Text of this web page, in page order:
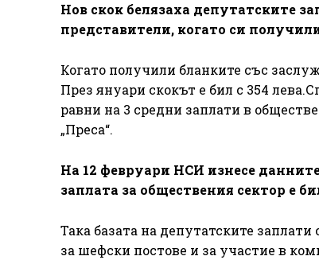
Нов скок белязаха депутатските
представители, когато си
Когато получили бланките със
През януари скокът е бил с 354
равни на 3 средни заплати в
„Преса“.
На 12 февруари НСИ изнесе
заплата за обществения сектор е
Така базата на депутатските
за шефски постове и за участие в